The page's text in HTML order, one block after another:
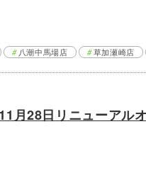
八潮中馬場店 草加瀬崎店
月28日リニューア